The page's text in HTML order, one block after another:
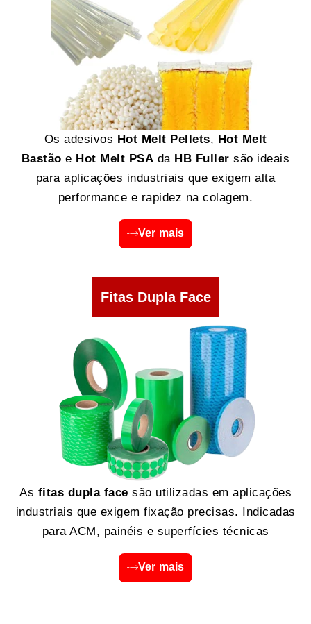
Os adesivos Hot Melt Pellets, Hot Melt
Bastão e Hot Melt PSA da HB Fuller são ideais
para aplicações industriais que exigem alta
performance e rapidez na colagem.
Ver mais
Fitas Dupla Face
As fitas dupla face são utilizadas em aplicações
industriais que exigem fixação precisas. Indicadas
para ACM, painéis e superfícies técnicas
Ver mais